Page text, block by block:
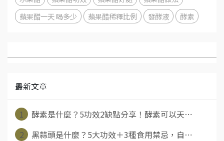
蘋果醋一天 喝多少
蘋果醋稀釋比例 發酵液 酵素
最新文章
1
酵素是什麼？5功效2缺點分享！酵素可以天⋯
2
黑蒜頭是什麼？5大功效＋3種食用禁忌，自⋯